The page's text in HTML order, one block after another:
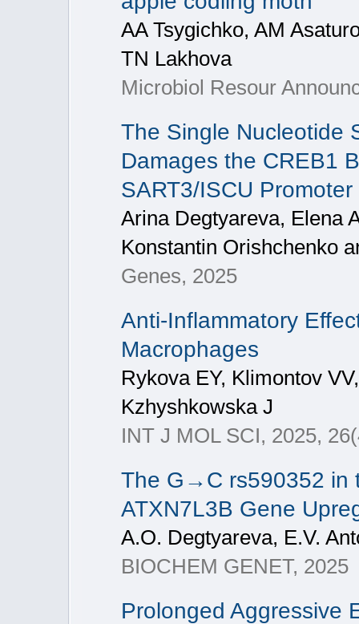
AA Tsygichko, AM
TN Lakhova
Microbiol Resour
The Single Nucleotide
Damages the CREB1
SART3/ISCU Promoter
Arina Degtyareva, Elena
Konstantin Orishchenko
Genes, 2025
Anti-Inflammatory
Macrophages
Rykova EY, Klimontov
Kzhyshkowska J
INT J MOL SCI, 2025,
The G→C rs590352 in
ATXN7L3B Gene
A.O. Degtyareva, E.V.
BIOCHEM GENET, 2025
Prolonged Aggressive